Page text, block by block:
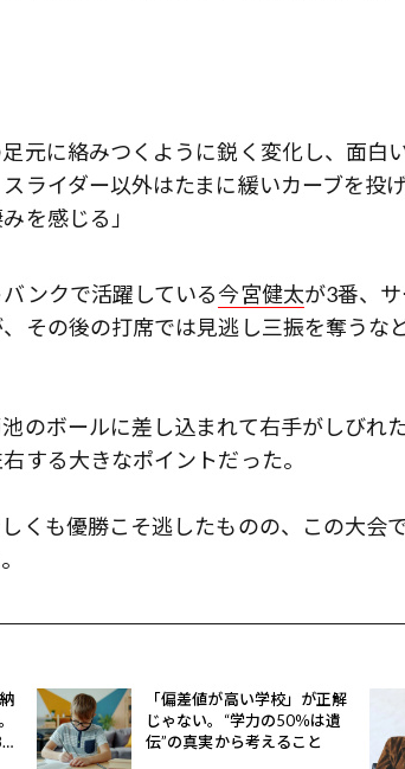
元に絡みつくように鋭く変化し、面白
ライダー以外はたまに緩いカーブを投
を感じる」
ンクで活躍している今宮健太が3番、
その後の打席では見逃し三振を奪うな
のボールに差し込まれて右手がしびれ
する大きなポイントだった。
くも優勝こそ逃したものの、この大会
「偏差値が高い学校」が正解
じゃない。“学力の50％は遺
伝”の真実から考えること